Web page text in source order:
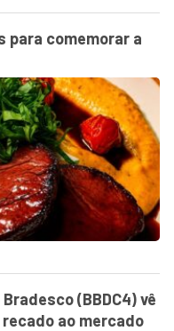
para comemorar a
(BBDC4) vê
recado ao mercado